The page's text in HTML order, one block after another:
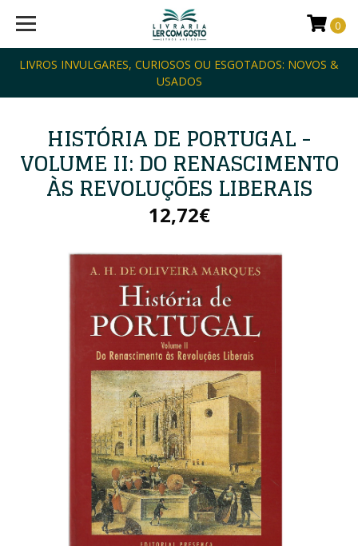
LIVROS INVULGARES, CURIOSOS OU ESGOTADOS: NOVOS &
USADOS
0
HISTÓRIA DE PORTUGAL -
VOLUME II: DO RENASCIMENTO
ÀS REVOLUÇÕES LIBERAIS
12,72€